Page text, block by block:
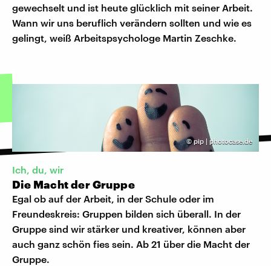
gewechselt und ist heute glücklich mit seiner Arbeit.
Wann wir uns beruflich verändern sollten und wie es
gelingt, weiß Arbeitspsychologe Martin Zeschke.
©pip | photocase.de
Ich, du, wir
Die Macht der Gruppe
Egal ob auf der Arbeit, in der Schule oder im
Freundeskreis: Gruppen bilden sich überall. In der
Gruppe sind wir stärker und kreativer, können aber
auch ganz schön fies sein. Ab 21 über die Macht der
Gruppe.